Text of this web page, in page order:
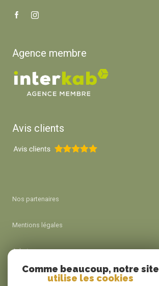
Agence membre
Avis clients
Nos partenaires
Mentions légales
Admin
Nos honoraires
Comme beaucoup, notre site
utilise les cookies